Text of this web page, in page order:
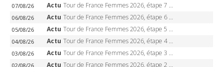
07/08/26 Actu Tour de France Femmes 2026, étape 7 – Kasia Niewiadoma gagne le Ventoux, maillot jaune, Reusser et Vollering piégées
06/08/26 Actu Tour de France Femmes 2026, étape 6 – Kim Le Court-Pienaar gagne à Tournon, Reusser en jaune
05/08/26 Actu Tour de France Femmes 2026, étape 5 – Demi Vollering gagne à Belleville, Reusser en jaune, Ferrand-Prévot coule
04/08/26 Actu Tour de France Femmes 2026, étape 4 – Marlen Reusser écrase le chrono, Ferrand-Prévot en crise
03/08/26 Actu Tour de France Femmes 2026, étape 3 – Sigrid Haugset en solitaire, 88 km d’échappée, maillot jaune
02/08/26 Actu Tour de France Femmes 2026, étape 2 – Lorena Wiebes doublé à Genève, Markus héroïque, 7e record